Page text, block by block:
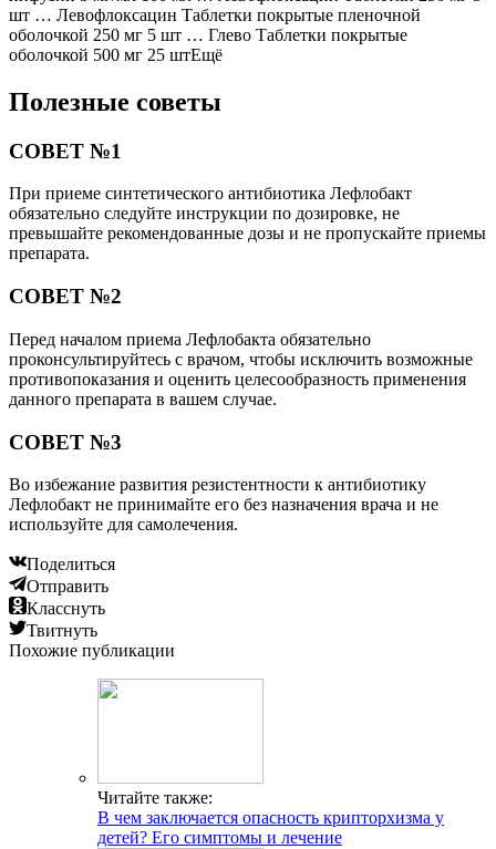
шт … Левофлоксацин Таблетки покрытые пленочной
оболочкой 250 мг 5 шт … Глево Таблетки покрытые
оболочкой 500 мг 25 штЕщё
Полезные советы
СОВЕТ №1
При приеме синтетического антибиотика Лефлобакт
обязательно следуйте инструкции по дозировке, не
превышайте рекомендованные дозы и не пропускайте приемы
препарата.
СОВЕТ №2
Перед началом приема Лефлобакта обязательно
проконсультируйтесь с врачом, чтобы исключить возможные
противопоказания и оценить целесообразность применения
данного препарата в вашем случае.
СОВЕТ №3
Во избежание развития резистентности к антибиотику
Лефлобакт не принимайте его без назначения врача и не
используйте для самолечения.
Поделиться
Отправить
Класснуть
Твитнуть
Похожие публикации
Читайте также:
В чем заключается опасность крипторхизма у
детей? Его симптомы и лечение